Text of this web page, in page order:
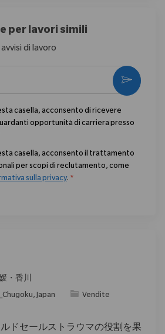
per lavori simili
di lavoro
casella, acconsento di ricevere
opportunità di carriera presso
casella, acconsento il trattamento
per scopi di reclutamento, come
sulla privacy. *
Activate
・香川
Japan Categoria
Vendite
ドセールストラウマの役割を果